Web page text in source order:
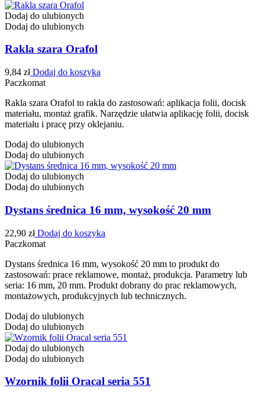
Dodaj do ulubionych
Dodaj do ulubionych
Rakla szara Orafol
9,84 złDodaj do koszyka
Paczkomat
Rakla szara Orafol to rakla do zastosowań: aplikacja folii, docisk
materiału, montaż grafik. Narzędzie ułatwia aplikację folii, docisk
materiału i pracę przy oklejaniu.
Dodaj do ulubionych
Dodaj do ulubionych
Dodaj do ulubionych
Dodaj do ulubionych
Dystans średnica 16 mm, wysokość 20 mm
22,90 złDodaj do koszyka
Paczkomat
Dystans średnica 16 mm, wysokość 20 mm to produkt do
zastosowań: prace reklamowe, montaż, produkcja. Parametry lub
seria: 16 mm, 20 mm. Produkt dobrany do prac reklamowych,
montażowych, produkcyjnych lub technicznych.
Dodaj do ulubionych
Dodaj do ulubionych
Dodaj do ulubionych
Dodaj do ulubionych
Wzornik folii Oracal seria 551